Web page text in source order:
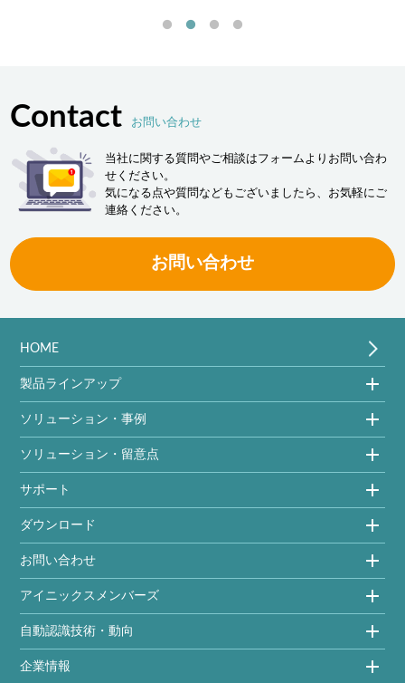
Contact お問い合わせ
当社に関する質問やご相談はフォームよりお問い合わ
せください。
気になる点や質問などもございましたら、お気軽にご
連絡ください。
お問い合わせ
HOME
製品ラインアップ
ソリューション・事例
ソリューション・留意点
サポート
ダウンロード
お問い合わせ
アイニックスメンバーズ
自動認識技術・動向
企業情報